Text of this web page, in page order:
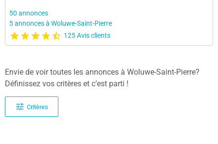
50 annonces
5 annonces à Woluwe-Saint-Pierre
125 Avis clients
Envie de voir toutes les annonces à Woluwe-Saint-Pierre?
Définissez vos critères et c’est parti !
Critères